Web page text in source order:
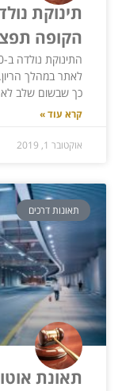
תינוקת
הקופה
לאתר במהלך
כך שבשום שלב לא
קרא עוד »
אוקטובר 1, 2019
תאונות דרכים
תאונת